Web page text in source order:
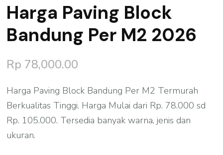
Harga Paving Block
Bandung Per M2 2026
Rp 78,000.00
Harga Paving Block Bandung Per M2 Termurah
Berkualitas Tinggi. Harga Mulai dari Rp. 78.000 sd
Rp. 105.000. Tersedia banyak warna, jenis dan
ukuran.